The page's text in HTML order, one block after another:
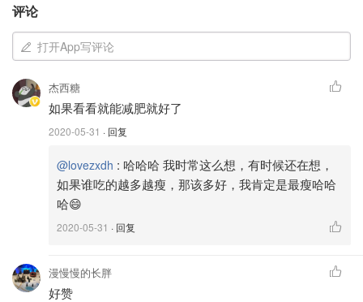
🌸Day 3
煮糖心鸡蛋🥚一个：90卡
黄瓜🥒100克: 15卡
评论
打开App写评论
杰西糖
如果看看就能减肥就好了
2020-05-31 · 回复
@lovezxdh : 哈哈哈 我时常这么想，有时候还在想，
如果谁吃的越多越瘦，那该多好，我肯定是最瘦哈哈
哈😄
2020-05-31 · 回复
漫慢慢的长胖
好赞